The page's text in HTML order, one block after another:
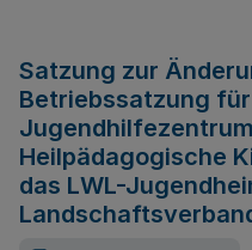
Satzung zur
Betriebssatzung für
Heilpädagogische
das LWL-